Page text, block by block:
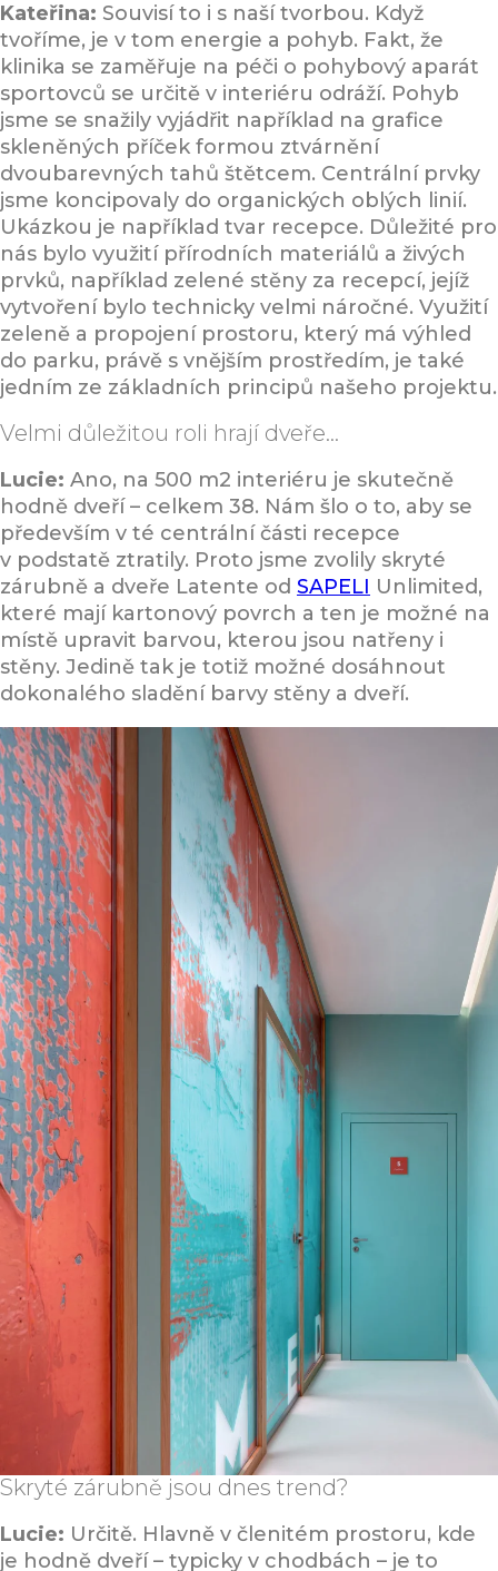
Kateřina: Souvisí to i s naší tvorbou. Když
tvoříme, je v tom energie a pohyb. Fakt, že
klinika se zaměřuje na péči o pohybový aparát
sportovců se určitě v interiéru odráží. Pohyb
jsme se snažily vyjádřit například na grafice
skleněných příček formou ztvárnění
dvoubarevných tahů štětcem. Centrální prvky
jsme koncipovaly do organických oblých linií.
Ukázkou je například tvar recepce. Důležité pro
nás bylo využití přírodních materiálů a živých
prvků, například zelené stěny za recepcí, jejíž
vytvoření bylo technicky velmi náročné. Využití
zeleně a propojení prostoru, který má výhled
do parku, právě s vnějším prostředím, je také
jedním ze základních principů našeho projektu.
Velmi důležitou roli hrají dveře…
Lucie: Ano, na 500 m2 interiéru je skutečně
hodně dveří – celkem 38. Nám šlo o to, aby se
především v té centrální části recepce
v podstatě ztratily. Proto jsme zvolily skryté
zárubně a dveře Latente od SAPELI Unlimited,
které mají kartonový povrch a ten je možné na
místě upravit barvou, kterou jsou natřeny i
stěny. Jedině tak je totiž možné dosáhnout
dokonalého sladění barvy stěny a dveří.
Skryté zárubně jsou dnes trend?
Lucie: Určitě. Hlavně v členitém prostoru, kde
je hodně dveří – typicky v chodbách – je to